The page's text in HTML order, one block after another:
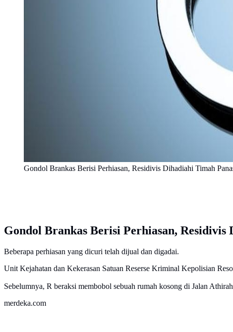
Gondol Brankas Berisi Perhiasan, Residivis Dihadiahi Timah
Gondol Brankas Berisi Perhiasan, Residivis
Beberapa perhiasan yang dicuri telah dijual dan digadai.
Unit Kejahatan dan Kekerasan Satuan Reserse Kriminal Kepolisian
Sebelumnya, R beraksi membobol sebuah rumah kosong di Jalan
merdeka.com